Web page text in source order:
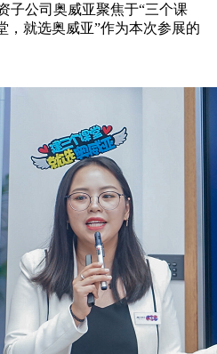
子公司奥威亚聚焦于“三个课
，就选奥威亚”作为本次参展的